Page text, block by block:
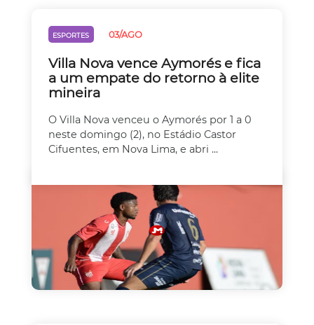
ESPORTES 03/AGO
Villa Nova vence Aymorés e fica
a um empate do retorno à elite
mineira
O Villa Nova venceu o Aymorés por 1 a 0
neste domingo (2), no Estádio Castor
Cifuentes, em Nova Lima, e abri ...